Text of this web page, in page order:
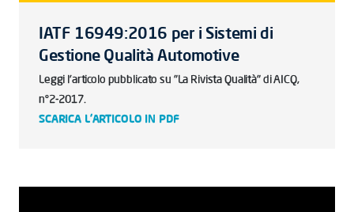
IATF 16949:2016 per i Sistemi di
Gestione Qualità Automotive
Leggi l'articolo pubblicato su "La Rivista Qualità" di AICQ,
n°2-2017.
SCARICA L'ARTICOLO IN PDF